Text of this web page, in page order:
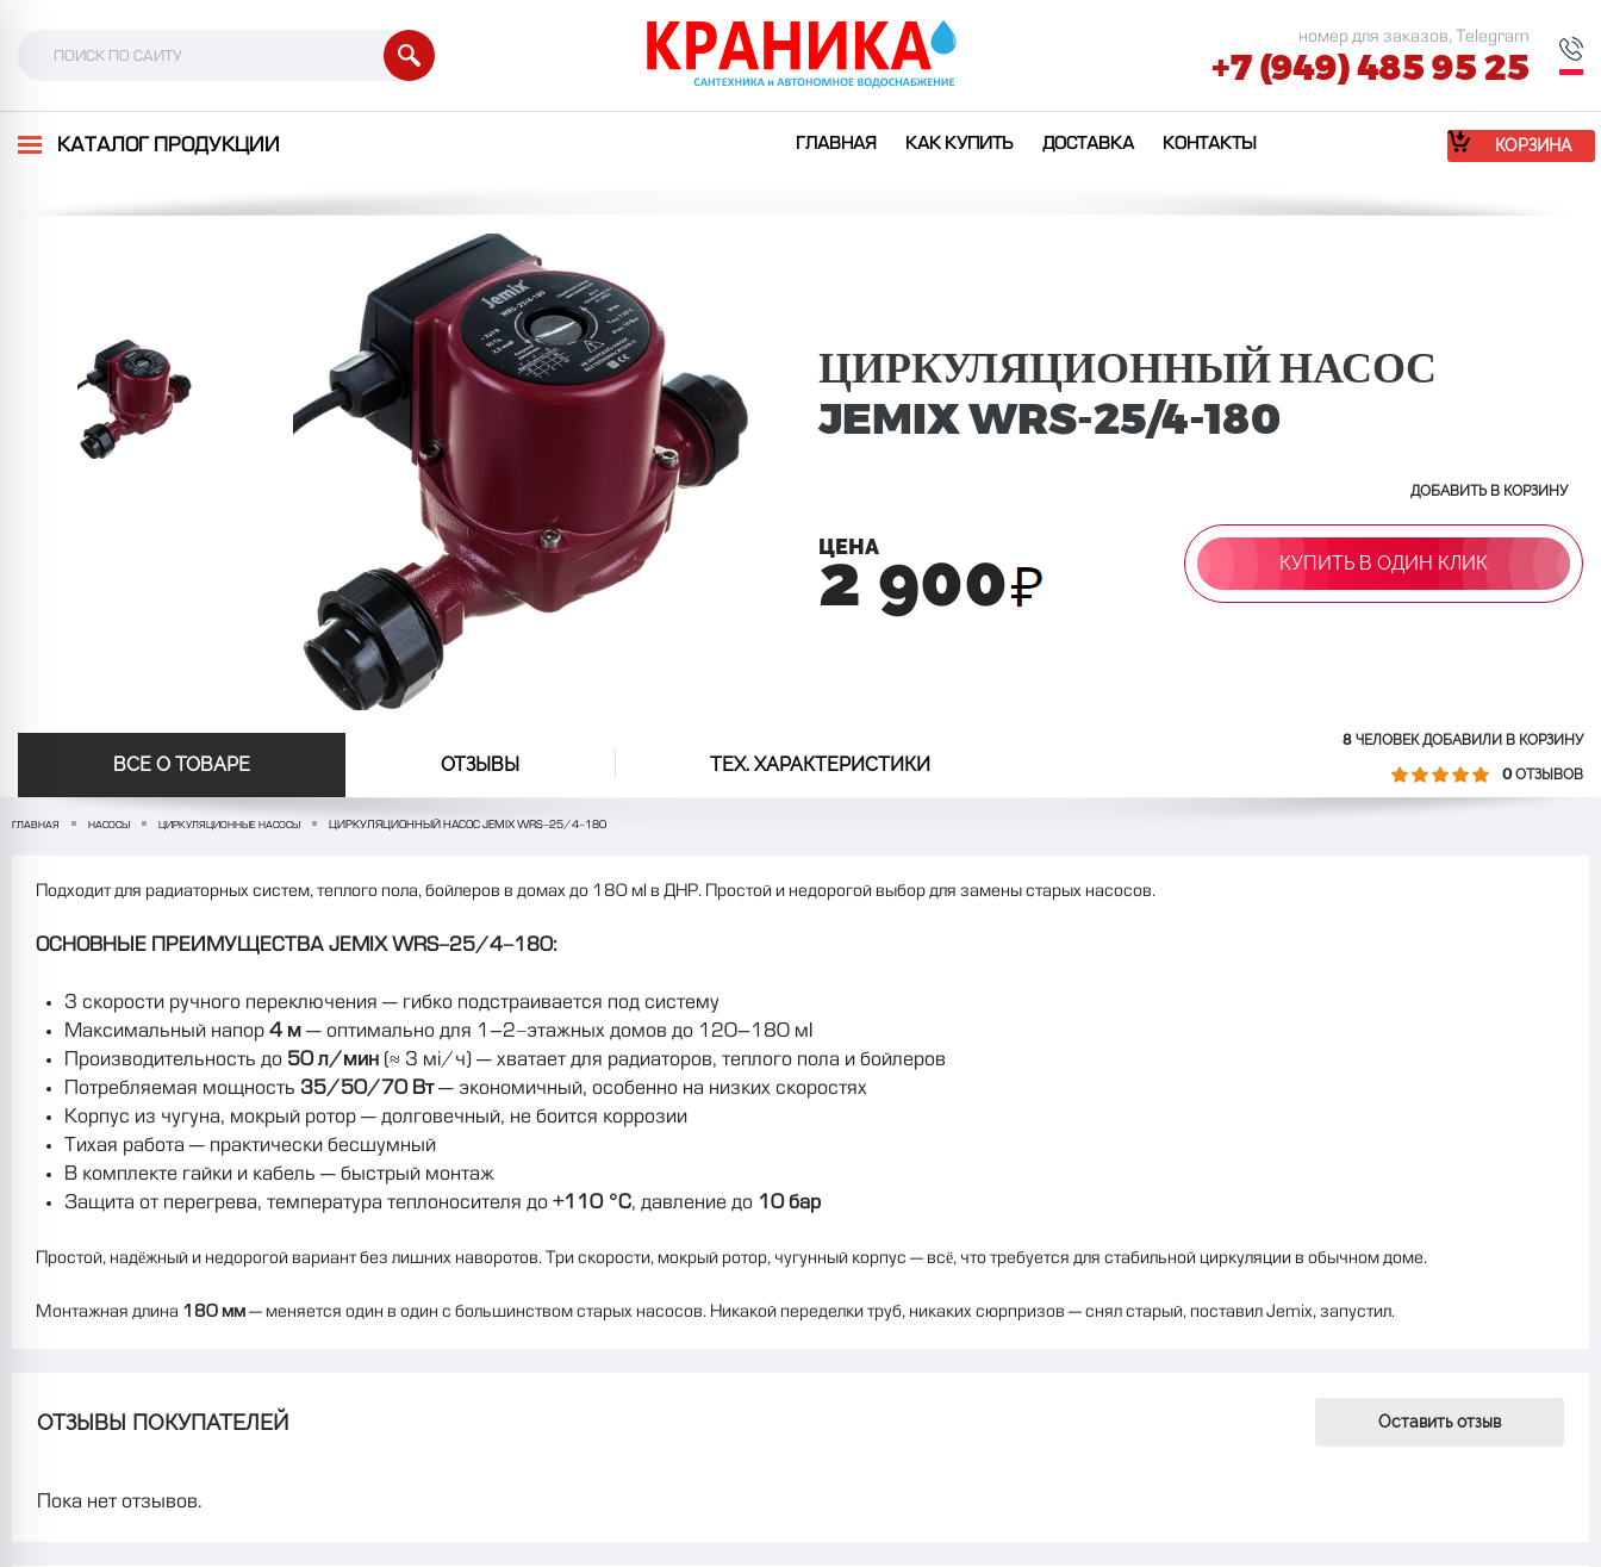
номер для заказов, Telegram
+7 (949) 485 95 25
КАТАЛОГ ПРОДУКЦИИ ГЛАВНАЯ КАК КУПИТЬ ДОСТАВКА КОНТАКТЫ КОРЗИНА
ЦИРКУЛЯЦИОННЫЙ НАСОС
JEMIX WRS-25/4-180
ДОБАВИТЬ В КОРЗИНУ
ЦЕНА
2 900 КУПИТЬ В ОДИН КЛИК
ВСЕ О ТОВАРЕ ОТЗЫВЫ ТЕХ. ХАРАКТЕРИСТИКИ
8 ЧЕЛОВЕК ДОБАВИЛИ В КОРЗИНУ
0ОТЗЫВОВ
ГЛАВНАЯ НАСОСЫ ЦИРКУЛЯЦИОННЫЕ НАСОСЫ ЦИРКУЛЯЦИОННЫЙ НАСОС JEMIX WRS-25/4-180
Подходит для радиаторных систем, теплого пола, бойлеров в домах до 180 м² в ДНР. Простой и недорогой выбор для замены старых насосов.
ОСНОВНЫЕ ПРЕИМУЩЕСТВА JEMIX WRS-25/4-180:
3 скорости ручного переключения — гибко подстраивается под систему
Максимальный напор 4 м — оптимально для 1–2-этажных домов до 120–180 м²
Производительность до 50 л/мин (≈ 3 м³/ч) — хватает для радиаторов, теплого пола и бойлеров
Потребляемая мощность 35/50/70 Вт— экономичный, особенно на низких скоростях
Корпус из чугуна, мокрый ротор — долговечный, не боится коррозии
Тихая работа — практически бесшумный
В комплекте гайки и кабель — быстрый монтаж
Защита от перегрева, температура теплоносителя до +110 °C, давление до 10 бар
Простой, надёжный и недорогой вариант без лишних наворотов. Три скорости, мокрый ротор, чугунный корпус — всё, что требуется для стабильной циркуляции в обычном доме.
Монтажная длина 180 мм — меняется один в один с большинством старых насосов. Никакой переделки труб, никаких сюрпризов — снял старый, поставил Jemix, запустил.
ОТЗЫВЫ ПОКУПАТЕЛЕЙ Оставить отзыв
Пока нет отзывов.